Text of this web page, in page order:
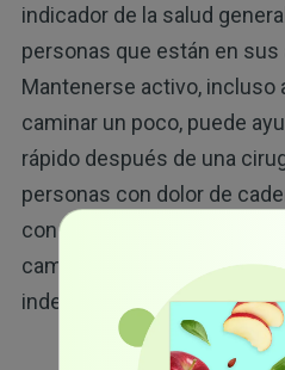
indicador de la salud
personas que están en sus
Mantenerse activo, incluso
caminar un poco, puede
rápido después de una
personas con dolor de
con un riesgo elevado de
caminar es vital para
independencia.